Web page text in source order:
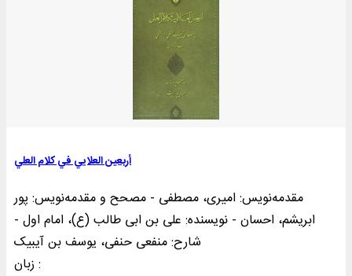
أربعین العلایي في کلام العلي
مقدمه‌نويس: امیری، مصطفی - مصحح و مقدمه‌نويس: پور
ابریشم، احسان - نویسنده: علی بن ابی طالب (ع)، امام اول -
شارح: منفعی حنفی، یوسف بن آیبیک
زبان :